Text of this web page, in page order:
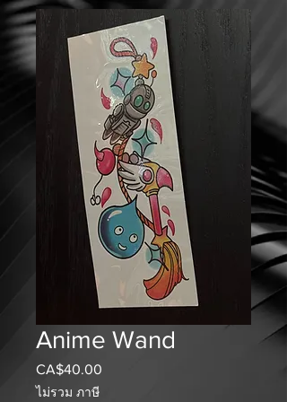
Anime Wand
CA$40.00
ไม่รวม ภาษี